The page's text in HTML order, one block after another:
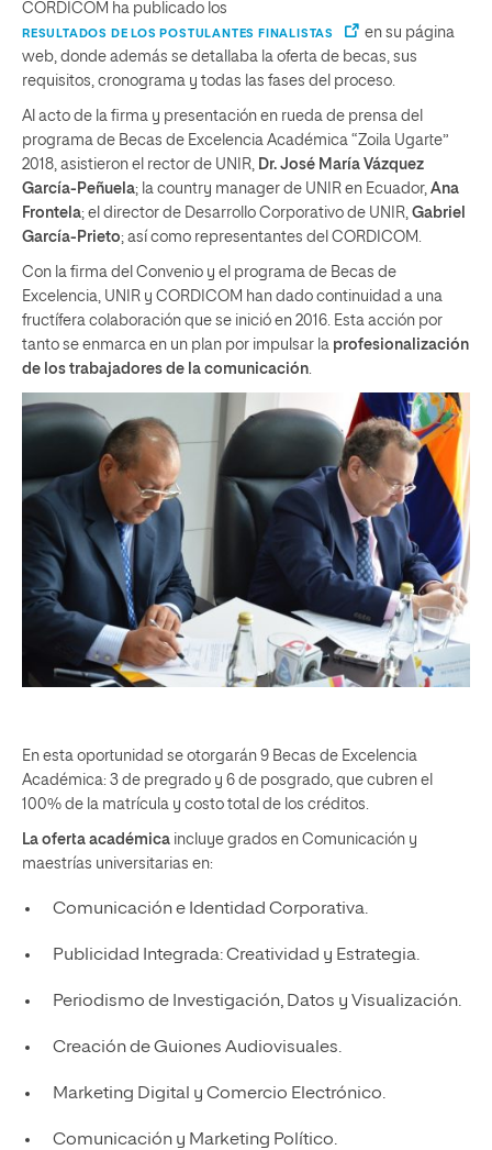
CORDICOM ha publicado los
RESULTADOS DE LOS POSTULANTES FINALISTAS
en su página
web, donde además se detallaba la oferta de becas, sus
requisitos, cronograma y todas las fases del proceso.
Al acto de la firma y presentación en rueda de prensa del
programa de Becas de Excelencia Académica “Zoila Ugarte”
2018, asistieron el rector de UNIR, Dr. José María Vázquez
García-Peñuela; la country manager de UNIR en Ecuador, Ana
Frontela; el director de Desarrollo Corporativo de UNIR, Gabriel
García-Prieto; así como representantes del CORDICOM.
Con la firma del Convenio y el programa de Becas de
Excelencia, UNIR y CORDICOM han dado continuidad a una
fructífera colaboración que se inició en 2016. Esta acción por
tanto se enmarca en un plan por impulsar la profesionalización
de los trabajadores de la comunicación.
En esta oportunidad se otorgarán 9 Becas de Excelencia
Académica: 3 de pregrado y 6 de posgrado, que cubren el
100% de la matrícula y costo total de los créditos.
La oferta académica incluye grados en Comunicación y
maestrías universitarias en:
Comunicación e Identidad Corporativa.
Publicidad Integrada: Creatividad y Estrategia.
Periodismo de Investigación, Datos y Visualización.
Creación de Guiones Audiovisuales.
Marketing Digital y Comercio Electrónico.
Comunicación y Marketing Político.